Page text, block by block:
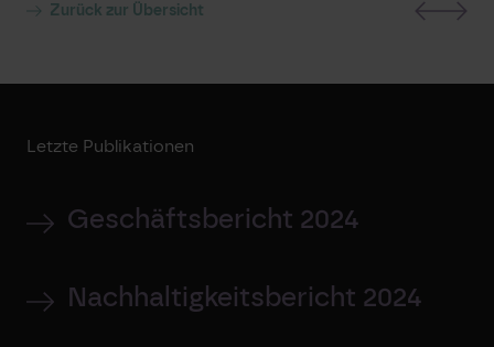
Zurück zur Übersicht
Letzte Publikationen
Geschäftsbericht 2024
Nachhaltigkeitsbericht 2024